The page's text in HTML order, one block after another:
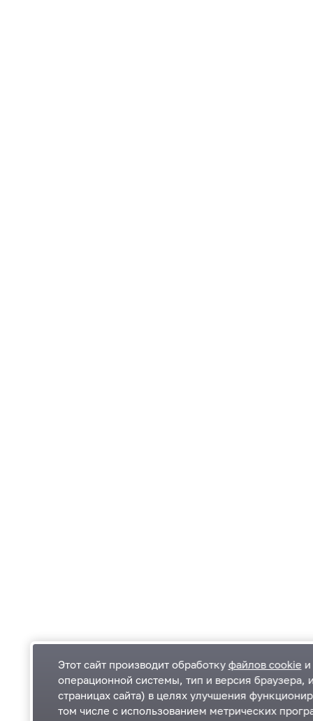
Одинцовский городской округ Московской
области
Этот сайт производит обработку файлов cookie
операционной системы, тип и версия браузера,
страницах сайта) в целях улучшения
том числе с использованием метрических